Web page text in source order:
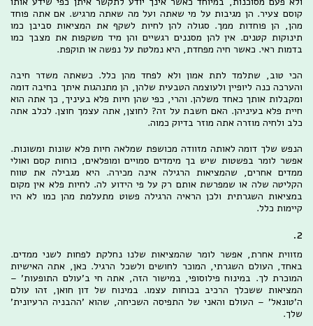
קוסם צעיר. הן מגיבות על מי שאתה ועל מה שאתה מרגיש. אם אתה פוחד
מהן, הן פוחדות ממך. סגולה להן לחיות לשקף את המציאות סביבן כמו
תינוקות קטנים. אין להן מסננים רגשיים והן מיד משקפות את מצבך כמו
בדמות ראי. כאשר חיה מפחדת, היא נמלטת על נפשה או תוקפת.
הכי טוב, שתלמד לתת אמון ולא לפחד מהן כלל. כשאתה משדר חיבה
והערכה כנה ליופיין ולעוצמה הטבעית שלהן, הן מתנהגות איתך בחיבה דומה
ומקבלות אותך כאחד משלהן. והרי, כפי שהן חיות פלא בעיניך, כך אתה הוא
חיית פלא בעיניהן. האם חשבת על זה? לחוצן, אתה עצמך חוצן. לכלב אתה
כלב ולחיה מוזרה אתה מוזר בדיוק כמוה.
הנפש שלך דומה לאותה מזוודה מכושפת שמלאה חיות פלא שונות ומשונות.
אפשר לומר בפשטות שיש בך מימדים סמויים ומופלאים, כוחות קסם ואולי
ממדים אחרים, שהמציאות הרגילה אינה מכירה. היא מגבילה את טווח
הקליטה שלה או שמפרשת אותם רק על פי הידוע לה. לחיות פלא אין מקום
במציאות השגרתית ולכן הראיה הרגילה פשוט מתעלמת מהן כמו לא היו
קיימות כלל.
2.
מזווית אחרת, אפשר לומר שהמציאות שלנו נחלקת לפחות לשני ממדים.
באחד, העולם השגרתי, המוכר לחושים ולשכל הרגיל. כאן, אתה האישיות
המוכרת לך. במינוח פילוסופי, במישור הזה, אתה חי ב'עולם התופעות' –
המציאות ששכלך הרכיב בכוחות עצמו. במינוח של דון חואן, זהו עולם
ה'טונאל' – העולם והאני של התפיסה השכיחה, שהוא 'ההבניה הרעיונית'
שלך.